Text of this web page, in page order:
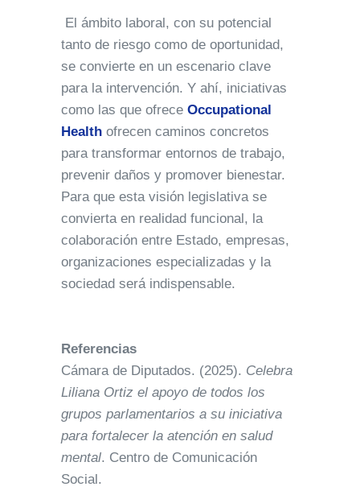
El ámbito laboral, con su potencial
tanto de riesgo como de oportunidad,
se convierte en un escenario clave
para la intervención. Y ahí, iniciativas
como las que ofrece Occupational
Health ofrecen caminos concretos
para transformar entornos de trabajo,
prevenir daños y promover bienestar.
Para que esta visión legislativa se
convierta en realidad funcional, la
colaboración entre Estado, empresas,
organizaciones especializadas y la
sociedad será indispensable.
Referencias
Cámara de Diputados. (2025). Celebra
Liliana Ortiz el apoyo de todos los
grupos parlamentarios a su iniciativa
para fortalecer la atención en salud
mental. Centro de Comunicación
Social.